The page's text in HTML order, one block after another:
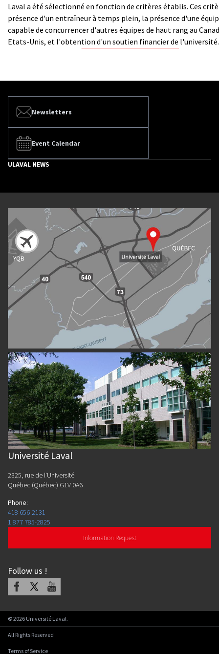
Laval a été sélectionné en fonction de critères établis. Ces
présence d'un entraîneur à temps plein, la présence d'une
capable de concurrencer d'autres équipes de haut rang au
Etats-Unis, et l'obtention d'un soutien financier de l'université.
Newsletters
Event Calendar
ULAVAL NEWS
Université Laval
2325, rue de l'Université
Québec (Québec) G1V 0A6
Phone:
418 656-2131
1 877 785-2825
Information Request
Follow us !
Facebook Youtube
©2026 Université Laval.
All Rights Reserved
Terms of Service